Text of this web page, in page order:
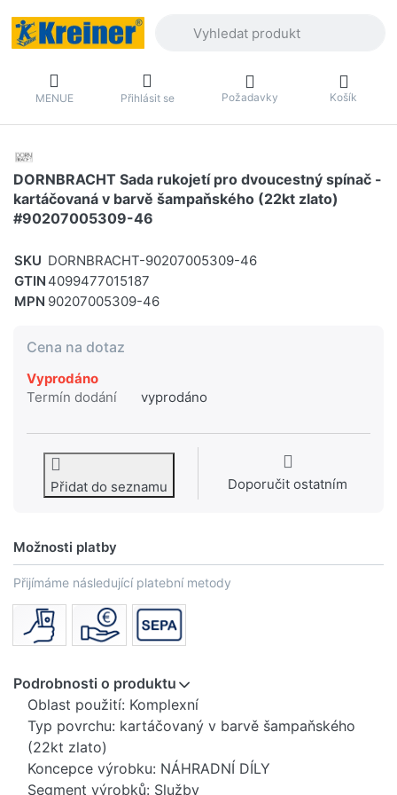
MENUE Přihlásit se Požadavky Košík
DORNBRACHT Sada rukojetí pro dvoucestný spínač -
kartáčovaná v barvě šampaňského (22kt zlato)
#90207005309-46
SKU DORNBRACHT-90207005309-46
GTIN 4099477015187
MPN 90207005309-46
Cena na dotaz
Vyprodáno
Termín dodání
vyprodáno
Přidat do seznamu Doporučit ostatním
Možnosti platby
Přijímáme následující platební metody
Podrobnosti o produktu
Oblast použití: Komplexní
Typ povrchu: kartáčovaný v barvě šampaňského
(22kt zlato)
Koncepce výrobku: NÁHRADNÍ DÍLY
Segment výrobků: Služby